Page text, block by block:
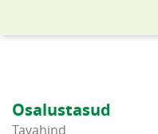
Osalustasud
Tavahind